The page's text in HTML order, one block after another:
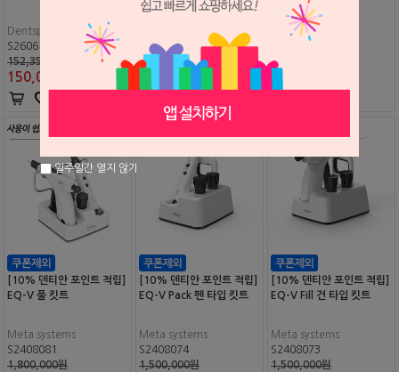
Dentsply LLC
S2606143
152,350원
150,000
644402)
S2606144
25,190원
24,000
Meta Systems
50,000원
50,000
[10% 덴티안 포인트 적립]
EQ-V 풀 킷트
Meta systems
S2408081
1,800,000원
[10% 덴티안 포인트 적립]
EQ-V Pack 펜 타입 킷트
Meta systems
S2408074
1,500,000원
[10% 덴티안 포인트 적립]
EQ-V Fill 건 타입 킷트
Meta systems
S2408073
1,500,000원
일주일간 열지 않기